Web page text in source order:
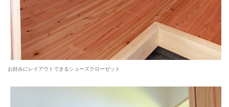
お好みにレイアウトできるシューズクローゼット